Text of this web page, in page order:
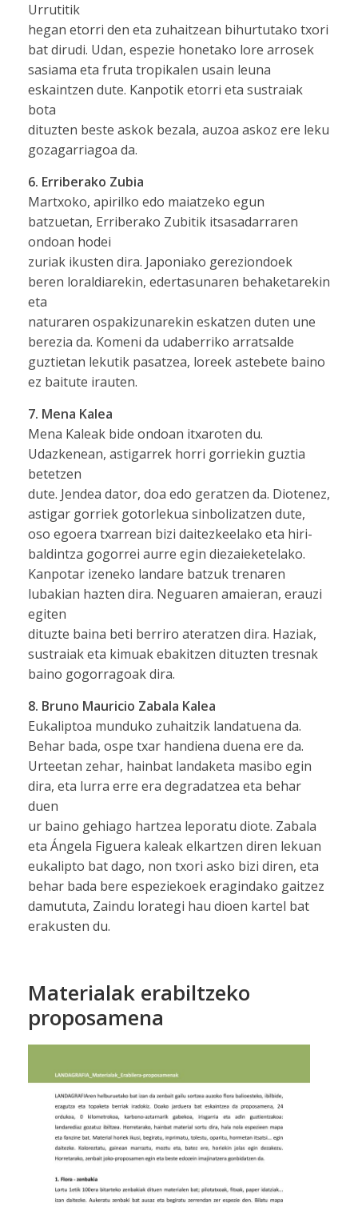
Urrutitik
hegan etorri den eta zuhaitzean bihurtutako txori
bat dirudi. Udan, espezie honetako lore arrosek
sasiama eta fruta tropikalen usain leuna
eskaintzen dute. Kanpotik etorri eta sustraiak
bota
dituzten beste askok bezala, auzoa askoz ere leku
gozagarriagoa da.
6. Erriberako Zubia
Martxoko, apirilko edo maiatzeko egun
batzuetan, Erriberako Zubitik itsasadarraren
ondoan hodei
zuriak ikusten dira. Japoniako gereziondoek
beren loraldiarekin, edertasunaren behaketarekin
eta
naturaren ospakizunarekin eskatzen duten une
berezia da. Komeni da udaberriko arratsalde
guztietan lekutik pasatzea, loreek astebete baino
ez baitute irauten.
7. Mena Kalea
Mena Kaleak bide ondoan itxaroten du.
Udazkenean, astigarrek horri gorriekin guztia
betetzen
dute. Jendea dator, doa edo geratzen da. Diotenez,
astigar gorriek gotorlekua sinbolizatzen dute,
oso egoera txarrean bizi daitezkeelako eta hiri-
baldintza gogorrei aurre egin diezaieketelako.
Kanpotar izeneko landare batzuk trenaren
lubakian hazten dira. Neguaren amaieran, erauzi
egiten
dituzte baina beti berriro ateratzen dira. Haziak,
sustraiak eta kimuak ebakitzen dituzten tresnak
baino gogorragoak dira.
8. Bruno Mauricio Zabala Kalea
Eukaliptoa munduko zuhaitzik landatuena da.
Behar bada, ospe txar handiena duena ere da.
Urteetan zehar, hainbat landaketa masibo egin
dira, eta lurra erre era degradatzea eta behar
duen
ur baino gehiago hartzea leporatu diote. Zabala
eta Ángela Figuera kaleak elkartzen diren lekuan
eukalipto bat dago, non txori asko bizi diren, eta
behar bada bere espeziekoek eragindako gaitzez
damututa, Zaindu lorategi hau dioen kartel bat
erakusten du.
Materialak erabiltzeko
proposamena